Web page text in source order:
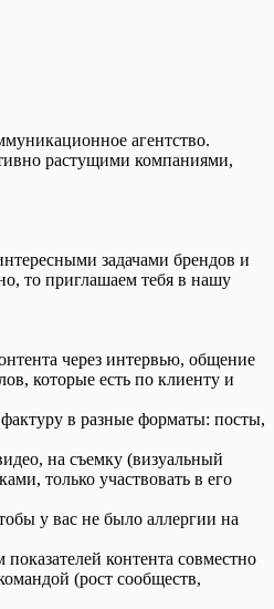
агентство.
растущими компаниями,
задачами брендов и
то приглашаем тебя в нашу
через интервью, общение
которые есть по клиенту и
в разные форматы: посты,
на съемку (визуальный
только участвовать в его
у вас не было аллергии на
контента совместно
(рост сообществ,